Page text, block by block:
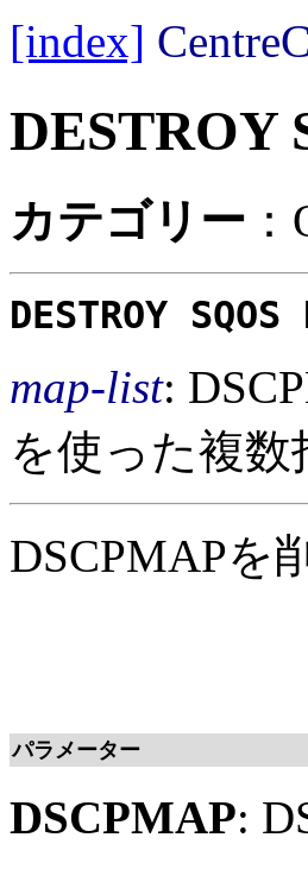
[index]
DESTROY
カテゴリー
DESTROY SQOS
map-list:
を使った複数
DSCPMAPを
パラメーター
DSCPMAP: